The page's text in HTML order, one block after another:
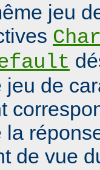
jeu
jeu de
la
de vue